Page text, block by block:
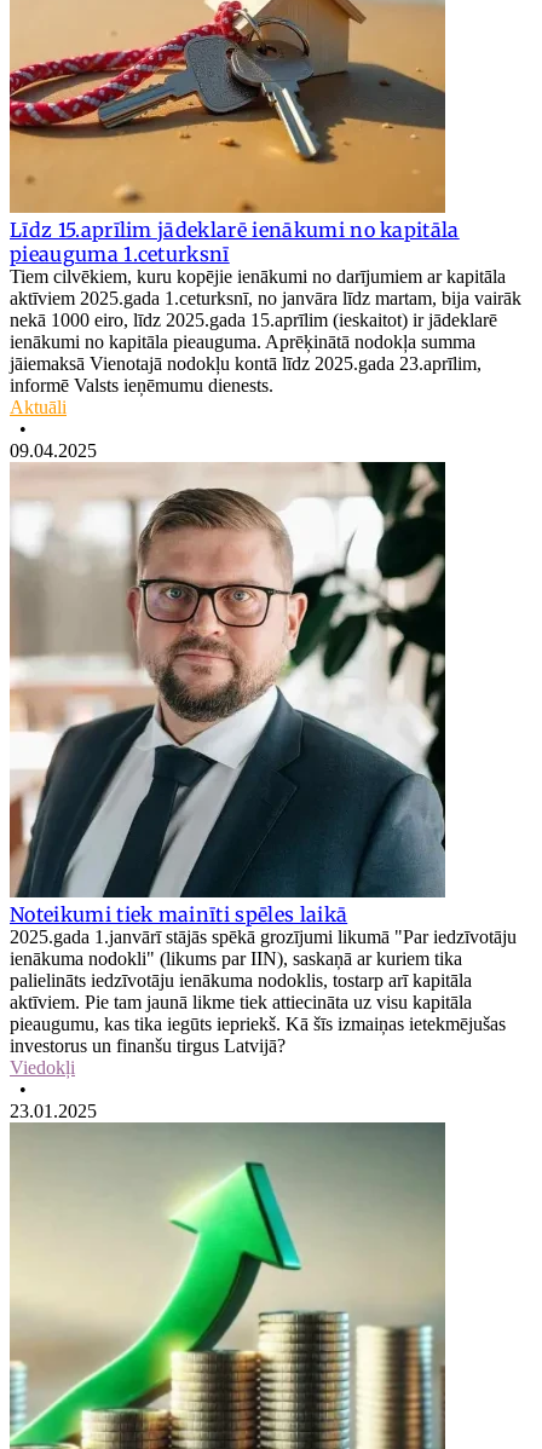
Līdz 15.aprīlim jādeklarē ienākumi no kapitāla
pieauguma 1.ceturksnī
Tiem cilvēkiem, kuru kopējie ienākumi no darījumiem ar kapitāla
aktīviem 2025.gada 1.ceturksnī, no janvāra līdz martam, bija vairāk
nekā 1000 eiro, līdz 2025.gada 15.aprīlim (ieskaitot) ir jādeklarē
ienākumi no kapitāla pieauguma. Aprēķinātā nodokļa summa
jāiemaksā Vienotajā nodokļu kontā līdz 2025.gada 23.aprīlim,
informē Valsts ieņēmumu dienests.
Aktuāli
•
09.04.2025
Noteikumi tiek mainīti spēles laikā
2025.gada 1.janvārī stājās spēkā grozījumi likumā "Par iedzīvotāju
ienākuma nodokli" (likums par IIN), saskaņā ar kuriem tika
palielināts iedzīvotāju ienākuma nodoklis, tostarp arī kapitāla
aktīviem. Pie tam jaunā likme tiek attiecināta uz visu kapitāla
pieaugumu, kas tika iegūts iepriekš. Kā šīs izmaiņas ietekmējušas
investorus un finanšu tirgus Latvijā?
Viedokļi
•
23.01.2025